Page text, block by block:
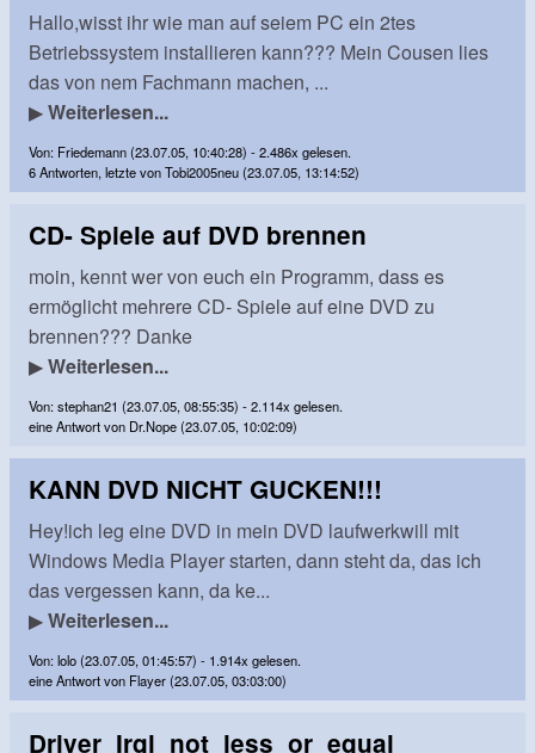
Hallo,wisst ihr wie man auf seiem PC ein 2tes
Betriebssystem installieren kann??? Mein Cousen lies
das von nem Fachmann machen, ...
▶Weiterlesen...
Von: Friedemann (23.07.05, 10:40:28) - 2.486x gelesen.
6 Antworten, letzte von Tobi2005neu (23.07.05, 13:14:52)
CD- Spiele auf DVD brennen
moin, kennt wer von euch ein Programm, dass es
ermöglicht mehrere CD- Spiele auf eine DVD zu
brennen??? Danke
▶Weiterlesen...
Von: stephan21 (23.07.05, 08:55:35) - 2.114x gelesen.
eine Antwort von Dr.Nope (23.07.05, 10:02:09)
KANN DVD NICHT GUCKEN!!!
Hey!ich leg eine DVD in mein DVD laufwerkwill mit
Windows Media Player starten, dann steht da, das ich
das vergessen kann, da ke...
▶Weiterlesen...
Von: lolo (23.07.05, 01:45:57) - 1.914x gelesen.
eine Antwort von Flayer (23.07.05, 03:03:00)
Driver_Irql_not_less_or_equal